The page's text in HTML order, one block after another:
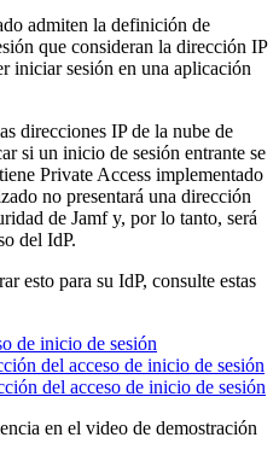
admiten la definición de
que consideran la dirección IP
iniciar sesión en una aplicación
direcciones IP de la nube de
si un inicio de sesión entrante se
Private Access implementado
no presentará una dirección
de Jamf y, por lo tanto, será
del IdP.
esto para su IdP, consulte estas
de inicio de sesión
del acceso de inicio de sesión
del acceso de inicio de sesión
en el video de demostración